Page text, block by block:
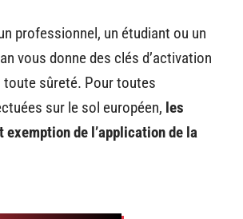
professionnel, un étudiant ou un
vous donne des clés d’activation
toute sûreté. Pour toutes
sur le sol européen, les
de l’application de la